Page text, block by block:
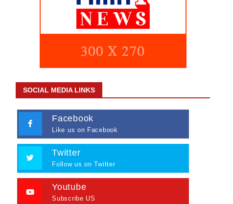
SOCIAL MEDIA LINKS
Facebook
Like us on Facebook
Twitter
Follow us on Twitter
Youtube
Subscribe US